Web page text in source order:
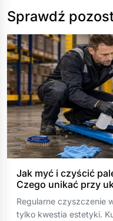
Sprawdź
Jak myć i czyścić
Czego unikać przy
Regularne czyszczenie
tylko kwestia estetyki.